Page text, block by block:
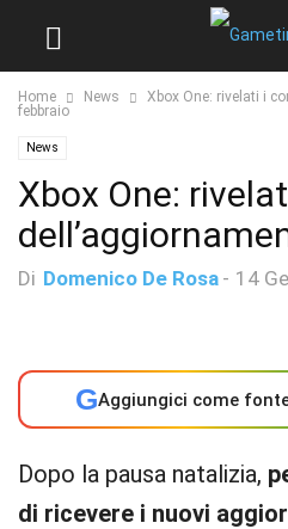
Home News
Xbox One: rivelati i
febbraio
News
Xbox One:
Di Domenico De Rosa - 14
GAggiungici come
Dopo la pausa natalizia,
di ricevere i nuovi